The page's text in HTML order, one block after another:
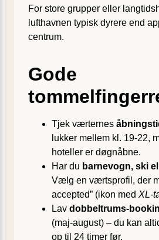
For store grupper eller
lufthavnen typisk dyrere end
centrum.
Gode
Tjek værternes
lukker mellem kl. 19-22,
hoteller er døgnåbne.
Har du barnevogn, ski
Vælg en værtsprofil, der
accepted” (ikon med XL-
Lav dobbeltrums-
(maj-august) – du kan
op til 24 timer før.